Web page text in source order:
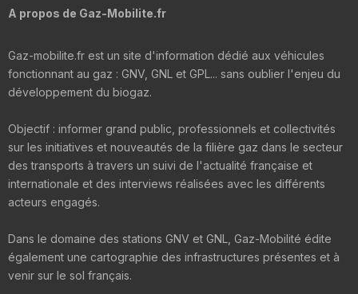
A propos de Gaz-Mobilite.fr
Gaz-mobilite.fr est un site d'information dédié aux véhicules
fonctionnant au gaz : GNV, GNL et GPL... sans oublier l'enjeu du
développement du biogaz.
Objectif : informer grand public, professionnels et collectivités
sur les initiatives et nouveautés de la filière gaz dans le secteur
des transports à travers un suivi de l'actualité française et
internationale et des interviews réalisées avec les différents
acteurs engagés.
Dans le domaine des stations GNV et GNL, Gaz-Mobilité édite
également une cartographie des infrastructures présentes et à
venir sur le sol français.